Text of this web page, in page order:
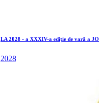
LA 2028 - a XXXIV-a ediție de vară a JO
2028